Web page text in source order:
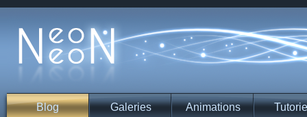
Blog Galeries Animations